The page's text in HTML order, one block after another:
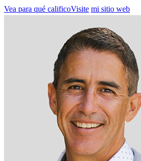
Vea para qué calificoVisite mi sitio web